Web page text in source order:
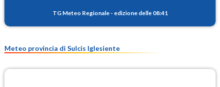
TG Meteo Regionale - edizione delle 08:41
Meteo provincia di Sulcis Iglesiente